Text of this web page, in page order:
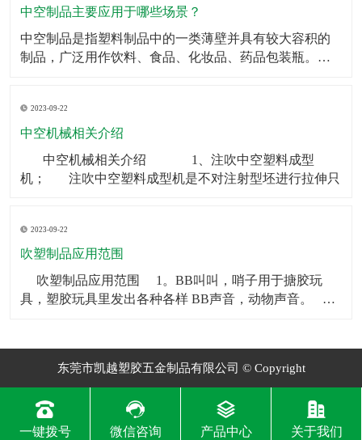
液桶、户外中空配件、仓储周转吹塑箱体，性价比最
高、
中空制品主要应用于哪些场景？
中空制品是指塑料制品中的一类薄壁并具有较大容积的
制品，广泛用作饮料、食品、化妆品、药品包装瓶。​中
空制品也常被用于食品包装，如巧克力、糖果等。3．化
妆品包装：中空制品常常被用在化妆品包装上，如香水
2023-09-22
中空机械相关介绍
​ 中空机械相关介绍 1、注吹中空塑料成型
机； 注吹中空塑料成型机是不对注射型坯进行拉伸只
2023-09-22
吹塑制品应用范围
​ 吹塑制品应用范围 1。BB叫叫，哨子用于搪胶玩
具，塑胶玩具里发出各种各样 BB声音，动物声音。
东莞市凯越塑胶五金制品有限公司 © Copyright
一键拨号 微信咨询 产品中心 关于我们